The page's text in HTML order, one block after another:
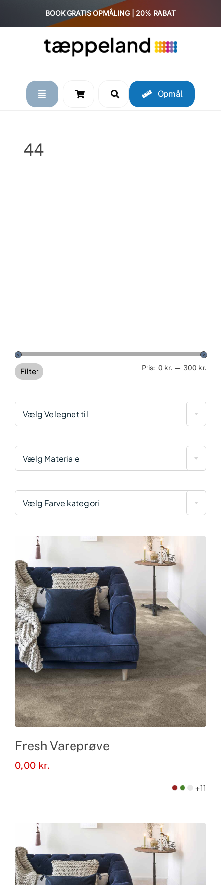
content
BOOK GRATIS OPMÅLING | 20% RABAT
Opmål
44
Filter Pris: 0 kr.— 300 kr.
Vælg Velegnet til
Vælg Materiale
Vælg Farve kategori
Fresh Vareprøve
0,00 kr.
+11